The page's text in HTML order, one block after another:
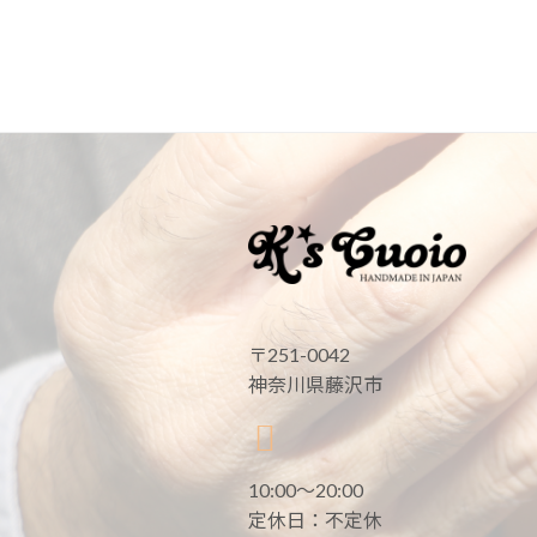
〒251-0042
神奈川県藤沢市
10:00〜20:00
定休日：不定休